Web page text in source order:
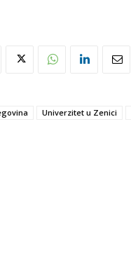
Univerzitet u Zenici